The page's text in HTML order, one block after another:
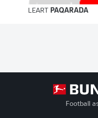
LEART PAQARADA
Football